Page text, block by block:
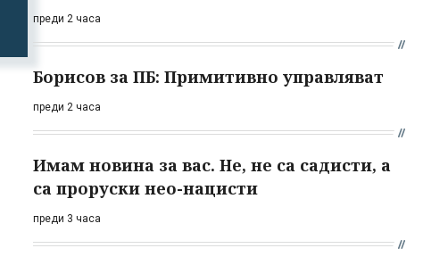
преди 2 часа
Борисов за ПБ: Примитивно управляват
преди 2 часа
Имам новина за вас. Не, не са садисти, а
са проруски нео-нацисти
преди 3 часа